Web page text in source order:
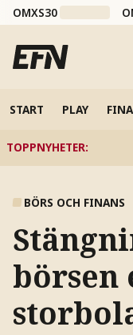
OMXS30
START PLAY
TOPPNYHETER:
BÖRS OCH FINANS
börsen